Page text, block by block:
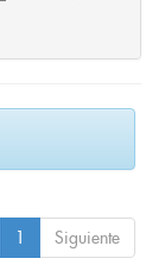
1 Siguiente